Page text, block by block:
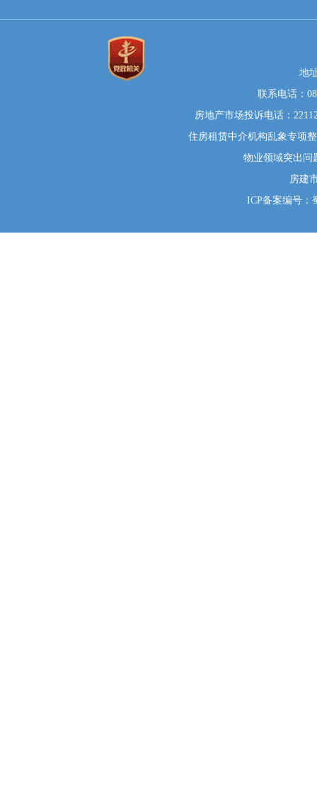
地
联系电话：
房地产市场投诉电话：
住房租赁中介机构乱象专项
物业领域突出问
房建
ICP备案编号：